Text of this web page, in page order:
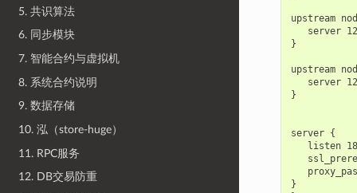
5. 共识算法
6. 同步模块
7. 智能合约与虚拟机
8. 系统合约说明
9. 数据存储
10. 泓（store-huge）
11. RPC服务
12. DB交易防重
upstream
server
}
upstream
server
}
server {
listen
}